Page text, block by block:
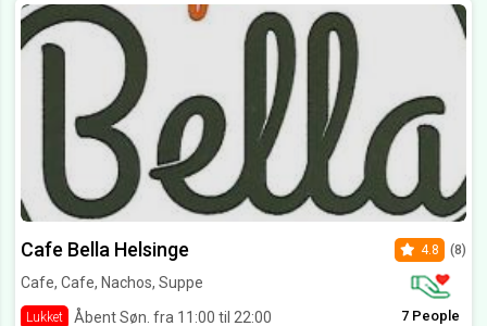
Cafe Bella Helsinge
Cafe, Cafe, Nachos, Suppe
Lukket Åbent Søn. fra 11:00 til 22:00
4.8 (8)
7 People